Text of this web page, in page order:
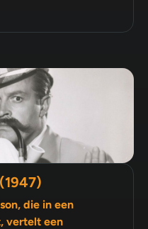
die in een
vertelt een